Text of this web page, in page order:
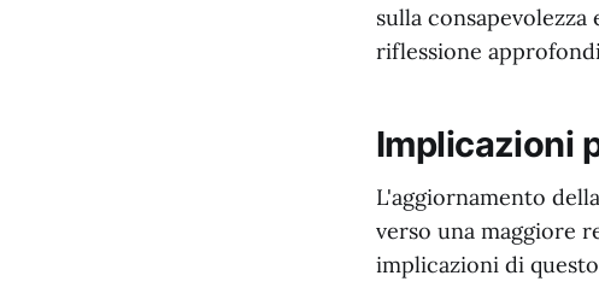
sulla
riflessione
Implicazioni
L'aggiornamento
verso una maggiore
implicazioni di